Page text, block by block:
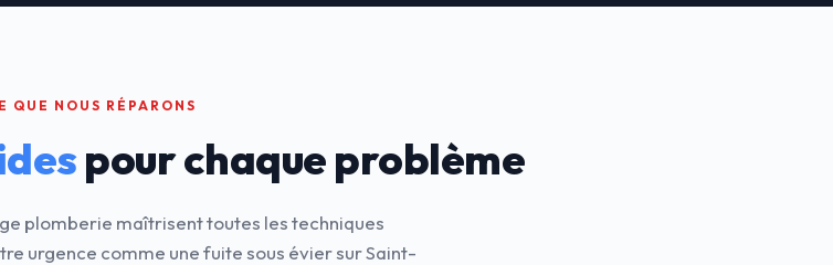
QUE NOUS RÉPARONS
pour chaque problème
plomberie maîtrisent toutes les techniques
urgence comme une fuite sous évier sur Saint-